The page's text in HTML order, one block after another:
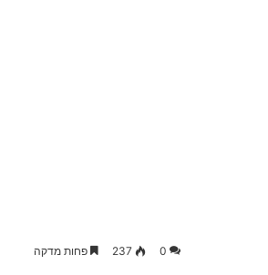
0
237 פחות מדקה